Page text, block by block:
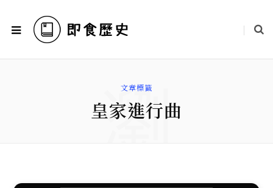
文章標籤
皇家進行曲
瀏